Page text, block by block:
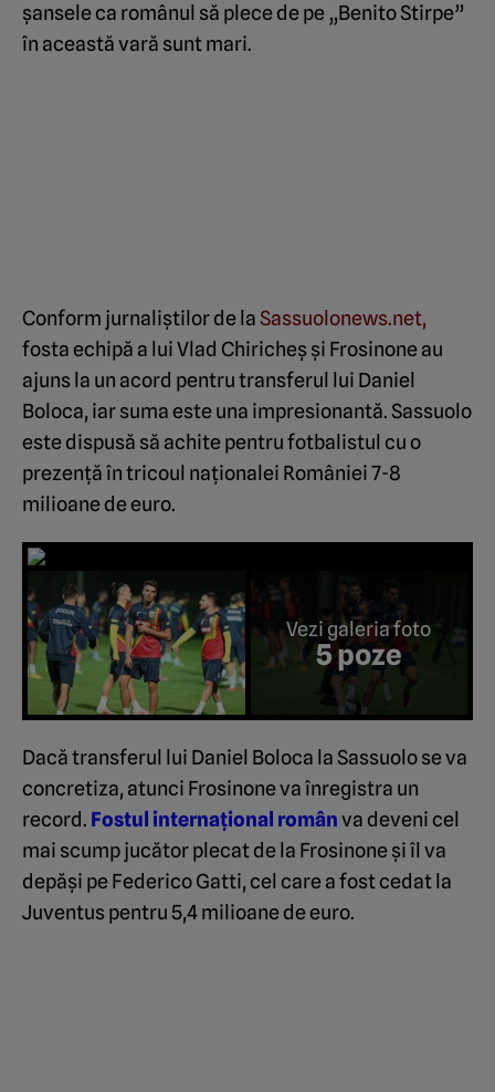
șansele ca românul să plece de pe „Benito Stirpe”
în această vară sunt mari.
Conform jurnaliștilor de laSassuolonews.net,
fosta echipă a lui Vlad Chiricheș și Frosinone au
ajuns la un acord pentru transferul lui Daniel
Boloca, iar suma este una impresionantă. Sassuolo
este dispusă să achite pentru fotbalistul cu o
prezență în tricoul naționalei României 7-8
milioane de euro.
Vezi galeria foto
5 poze
Dacă transferul lui Daniel Boloca la Sassuolo se va
concretiza, atunci Frosinone va înregistra un
record. Fostul internațional românva deveni cel
mai scump jucător plecat de la Frosinone și îl va
depăși pe Federico Gatti, cel care a fost cedat la
Juventus pentru 5,4 milioane de euro.